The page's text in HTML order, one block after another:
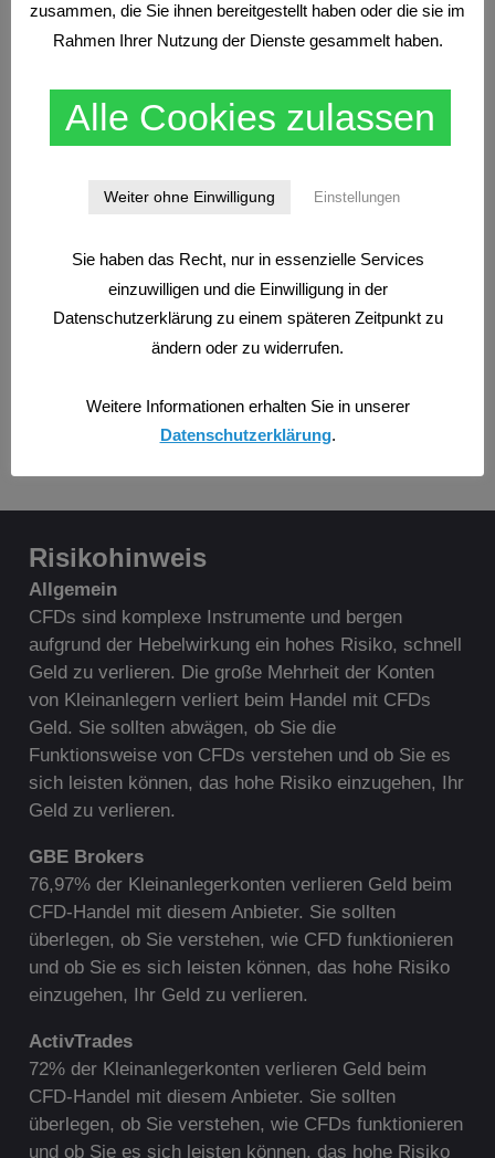
Finanzprodukte
TRADEN NACH MARKTSTRUKTUREN WISSEN
Die Tradingfalle
Risikohinweis
Allgemein
CFDs sind komplexe Instrumente und bergen
aufgrund der Hebelwirkung ein hohes Risiko, schnell
Geld zu verlieren. Die große Mehrheit der Konten
von Kleinanlegern verliert beim Handel mit CFDs
Geld. Sie sollten abwägen, ob Sie die
Funktionsweise von CFDs verstehen und ob Sie es
sich leisten können, das hohe Risiko einzugehen, Ihr
Geld zu verlieren.
GBE Brokers
76,97% der Kleinanlegerkonten verlieren Geld beim
CFD-Handel mit diesem Anbieter. Sie sollten
überlegen, ob Sie verstehen, wie CFD funktionieren
und ob Sie es sich leisten können, das hohe Risiko
einzugehen, Ihr Geld zu verlieren.
ActivTrades
72% der Kleinanlegerkonten verlieren Geld beim
CFD-Handel mit diesem Anbieter. Sie sollten
überlegen, ob Sie verstehen, wie CFDs funktionieren
und ob Sie es sich leisten können, das hohe Risiko
zusammen, die Sie ihnen bereitgestellt haben oder die sie im
Rahmen Ihrer Nutzung der Dienste gesammelt haben.
Alle Cookies zulassen
Weiter ohne Einwilligung Einstellungen
Sie haben das Recht, nur in essenzielle Services
einzuwilligen und die Einwilligung in der
Datenschutzerklärung zu einem späteren Zeitpunkt zu
ändern oder zu widerrufen.
Weitere Informationen erhalten Sie in unserer
Datenschutzerklärung.